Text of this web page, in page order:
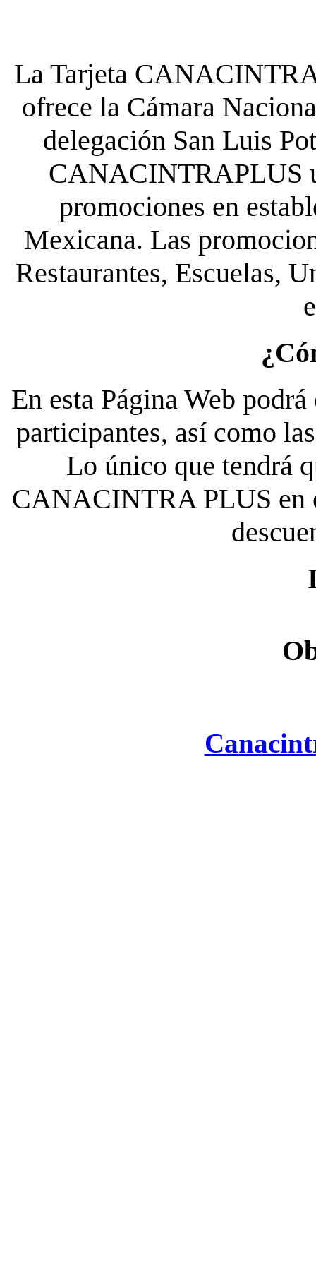
La Tarjeta
ofrece la Cámara
delegación San Luis
CANACINTRAPLUS
promociones en
Mexicana. Las
Restaurantes, Escuelas,
En esta Página Web
participantes, así como
Lo único que tendrá
CANACINTRA PLUS en